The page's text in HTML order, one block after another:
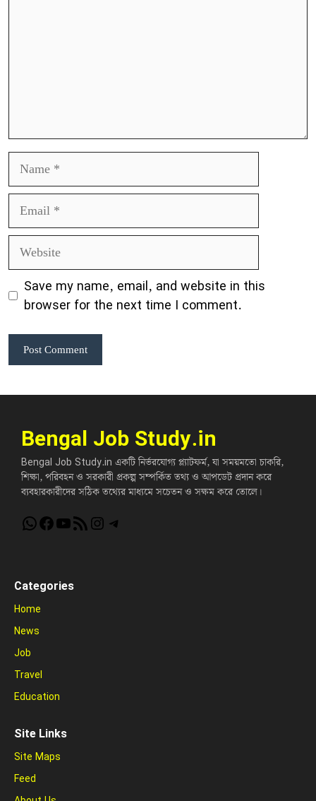
Name
Email
Website
Save my name, email, and website in this
browser for the next time I comment.
Bengal Job Study.in
Bengal Job Study.in একটি নির্ভরযোগ্য প্ল্যাটফর্ম, যা সময়মতো চাকরি,
শিক্ষা, পরিবহন ও সরকারী প্রকল্প সম্পর্কিত তথ্য ও আপডেট প্রদান করে
ব্যবহারকারীদের সঠিক তথ্যের মাধ্যমে সচেতন ও সক্ষম করে তোলে।
WhatsApp
Facebook
YouTube
RSS FeedInstagram
Telegram
Categories
Home
News
Job
Travel
Education
Site Links
Site Maps
Feed